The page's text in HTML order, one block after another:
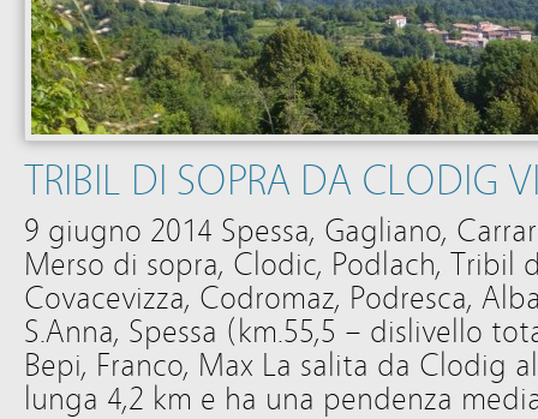
TRIBIL DI SOPRA DA CLODIG
9 giugno 2014 Spessa, Gagliano,
Merso di sopra, Clodic, Podlach, Tribil
Covacevizza, Codromaz, Podresca,
S.Anna, Spessa (km.55,5 – dislivello
Bepi, Franco, Max La salita da Clodig
lunga 4,2 km e ha una pendenza